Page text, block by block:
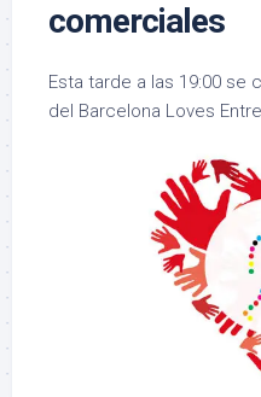
comerciales
Esta tarde a las 19:00 se
del Barcelona Loves